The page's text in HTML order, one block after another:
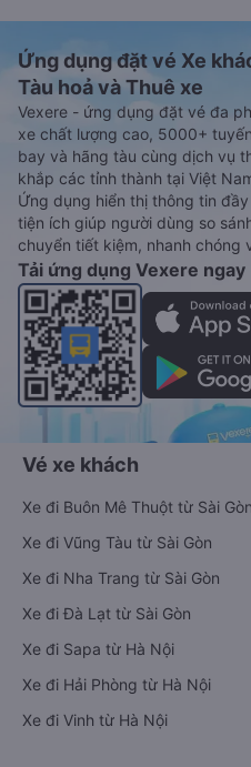
Ứng dụng đặt vé Xe
Tàu hoả và Thuê xe
Vexere - ứng dụng đặt vé đa
xe chất lượng cao, 5000+
bay và hãng tàu cùng dịch vụ
khắp các tỉnh thành tại Việt
Ứng dụng hiển thị thông tin
tiện ích giúp người dùng so
chuyển tiết kiệm, nhanh chóng
Tải ứng dụng Vexere ngay
Vé xe khách
Xe đi Buôn Mê Thuột từ Sài Gòn
Xe đi Vũng Tàu từ Sài Gòn
Xe đi Nha Trang từ Sài Gòn
Xe đi Đà Lạt từ Sài Gòn
Xe đi Sapa từ Hà Nội
Xe đi Hải Phòng từ Hà Nội
Xe đi Vinh từ Hà Nội